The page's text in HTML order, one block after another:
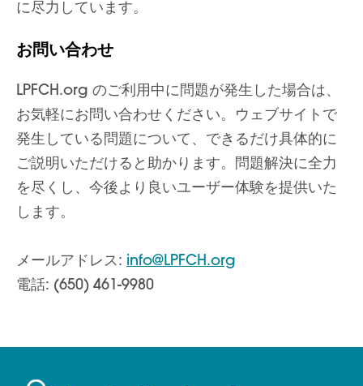
に尽力しています。
お問い合わせ
LPFCH.org のご利用中に問題が発生した場合は、
お気軽にお問い合わせください。ウェブサイトで
発生している問題について、できるだけ具体的に
ご説明いただけると助かります。問題解決に全力
を尽くし、今後より良いユーザー体験を提供いた
します。
メールアドレス: info@LPFCH.org
電話: (650) 461-9980